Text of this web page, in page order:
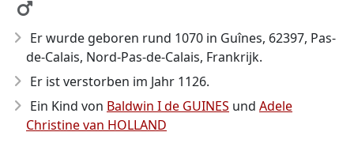
Er wurde geboren rund 1070 in Guînes, 62397, Pas-
de-Calais, Nord-Pas-de-Calais, Frankrijk.
Er ist verstorben im Jahr 1126.
Ein Kind von Baldwin I de GUINES und Adele
Christine van HOLLAND